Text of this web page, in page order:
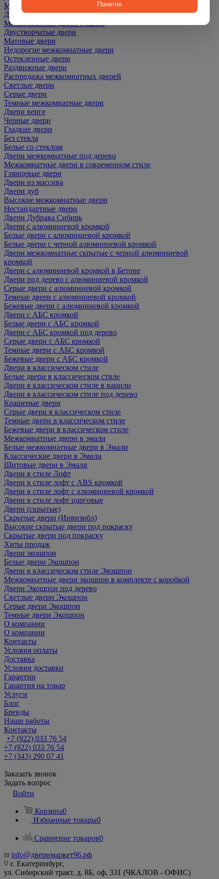
Межкомнатные двери ПЭТ
Двери со скидкой
Межкомнатные двери Эмалит
Двустворчатые двери
Матовые двери
Недорогие межкомнатные двери
Остекленные двери
Раздвижные двери
Распродажа межкомнатных дверей
Светлые двери
Серые двери
Темные межкомнатные двери
Двери венге
Черные двери
Гладкие двери
Без стекла
Белые со стеклом
Двери межкомнатные под дерево
Межкомнатные двери в современном стиле
Глянцевые двери
Двери из массива
Двери дуб
Высокие межкомнатные двери
Нестандартные двери
Двери Дубрава Сибирь
Двери с алюминиевой кромкой
Белые двери с алюминиевой кромкой
Белые двери с черной алюминиевой кромкой
Двери межкомнатные скрытые с черной алюминиевой
кромкой
Двери с алюминиевой кромкой в Бетоне
Двери под дерево с алюминиевой кромкой
Серые двери с алюминиевой кромкой
Темные двери с алюминиевой кромкой
Бежевые двери с алюминиевой кромкой
Двери с АБС кромкой
Белые двери с АБС кромкой
Двери с АБС кромкой под дерево
Серые двери с АБС кромкой
Темные двери с АБС кромкой
Бежевые двери с АБС кромкой
Двери в классическом стиле
Белые двери в классическом стиле
Двери в классическом стиле в ванили
Двери в классическом стиле под дерево
Крашеные двери
Серые двери в классическом стиле
Темные двери в классическом стиле
Бежевые двери в классическом стиле
Межкомнатные двери в эмали
Белые межкомнатные двери в Эмали
Классические двери в Эмали
Щитовые двери в Эмали
Двери в стиле Лофт
Двери в стиле лофт с ABS кромкой
Двери в стиле лофт с алюминиевой кромкой
Двери в стиле лофт царговые
Двери (скрытые)
Скрытые двери (Инвизибл)
Высокие скрытые двери под покраску
Скрытые двери под покраску
Хиты продаж
Двери экошпон
Белые двери Экошпон
Двери в классическом стиле Экошпон
Межкомнатные двери экошпон в комплекте с коробкой
Двери Экошпон под дерево
Светлые двери Экошпон
Серые двери Экошпон
Темные двери Экошпон
О компании
О компании
Контакты
Условия оплаты
Доставка
Условия доставки
Гарантии
Гарантия на товар
Услуги
Блог
Бренды
Наши работы
Контакты
+7 (922) 033 76 54
+7 (922) 033 76 54
+7 (343) 290 07 41
Заказать звонок
Задать вопрос
Войти
Корзина0
Избранные товары0
Сравнение товаров0
info@дверимаркет96.рф
г. Екатеринбург,
ул. Сибирский тракт, д. 8Б, оф. 331 (ЧКАЛОВ - ОФИС)
Понятно